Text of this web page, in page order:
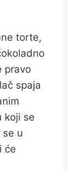
torte,
pravo
spaja
koji se
se u
će